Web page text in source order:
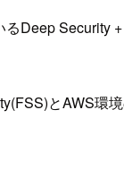
Deep Security
とAWS環